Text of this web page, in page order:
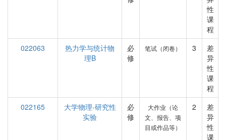
性
课
程
022063
热力学与统计物
理B
必
修
笔试（闭卷） 3
差
异
性
课
程
022165
大学物理-研究性
实验
必
修
大作业（论
文、报告、项
目或作品等）
2
差
异
性
课